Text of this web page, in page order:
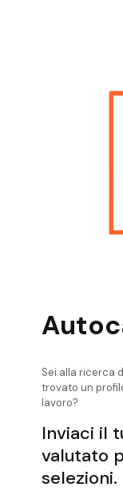
Posizioni
Posizioni
Posizioni
Posizioni
Posizioni
Sei alla ricerca
trovato un
lavoro?
Inviaci il
valutato
selezioni.